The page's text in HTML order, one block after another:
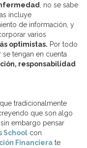
, no se sabe
incluye
de información, y
varios
optimistas. Por todo
tengan en cuenta
responsabilidad
tradicionalmente
que son algo
embargo pensar
School con
Financiera te